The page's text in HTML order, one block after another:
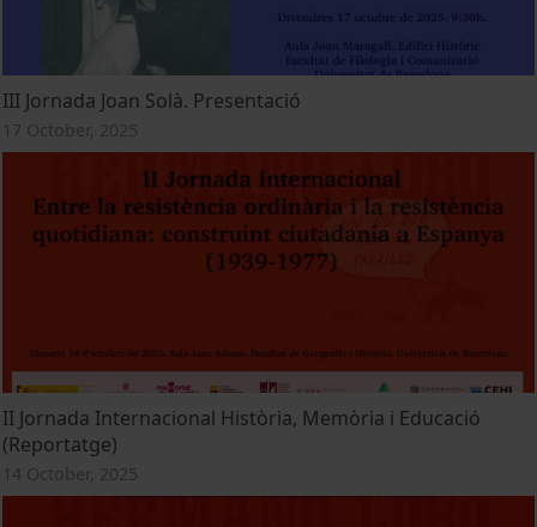
III Jornada Joan Solà. Presentació
17 October, 2025
II Jornada Internacional Història, Memòria i Educació
(Reportatge)
14 October, 2025